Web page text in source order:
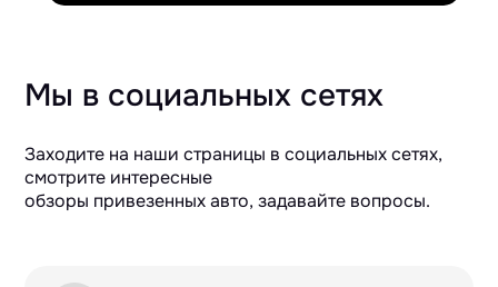
Мы в социальных сетях
Заходите на наши страницы в социальных сетях,
смотрите интересные
обзоры привезенных авто, задавайте вопросы.